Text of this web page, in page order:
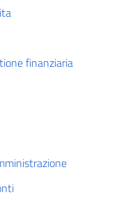
finanziaria